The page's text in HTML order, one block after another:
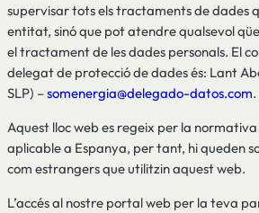
supervisar tots els tractaments de dades
entitat, sinó que pot atendre qualsevol
el tractament de les dades personals. El
delegat de protecció de dades és: Lant
SLP) –somenergia@delegado-datos.com.
Aquest lloc web es regeix per la
aplicable a Espanya, per tant, hi queden
com estrangers que utilitzin aquest web.
L’accés al nostre portal web per la teva